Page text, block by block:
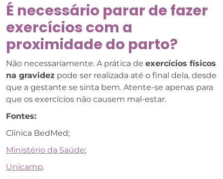
É necessário parar de fazer
exercícios com a
proximidade do parto?
Não necessariamente. A prática de exercícios físicos
na gravidez pode ser realizada até o final dela, desde
que a gestante se sinta bem. Atente-se apenas para
que os exercícios não causem mal-estar.
Fontes:
Clínica BedMed;
Ministério da Saúde;
Unicamp.